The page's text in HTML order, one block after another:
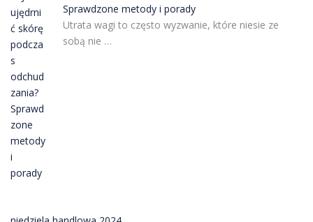
Sprawdzone metody i porady
Utrata wagi to często wyzwanie, które niesie ze
sobą nie …